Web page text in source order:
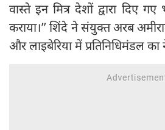
वास्ते इन मित्र देशों द्वारा दिए
कराया।’’ शिंदे ने संयुक्त अरब
और लाइबेरिया में प्रतिनिधिमंडल का